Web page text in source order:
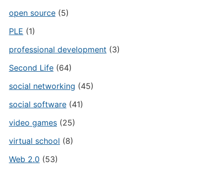
open source(5)
PLE (1)
professional development (3)
Second Life(64)
social networking (45)
social software(41)
video games(25)
virtual school (8)
Web 2.0 (53)